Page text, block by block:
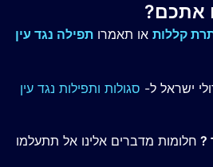
אתכם?
קללות או תאמרו תפילה נגד עין
ישראל ל- סגולות ותפילות נגד עין
? חלומות מדברים אלינו אל תתעלמו